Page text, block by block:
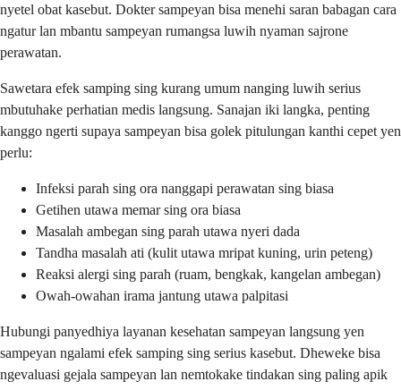
nyetel obat kasebut. Dokter sampeyan bisa menehi saran babagan cara
ngatur lan mbantu sampeyan rumangsa luwih nyaman sajrone
perawatan.
Sawetara efek samping sing kurang umum nanging luwih serius
mbutuhake perhatian medis langsung. Sanajan iki langka, penting
kanggo ngerti supaya sampeyan bisa golek pitulungan kanthi cepet yen
perlu:
Infeksi parah sing ora nanggapi perawatan sing biasa
Getihen utawa memar sing ora biasa
Masalah ambegan sing parah utawa nyeri dada
Tandha masalah ati (kulit utawa mripat kuning, urin peteng)
Reaksi alergi sing parah (ruam, bengkak, kangelan ambegan)
Owah-owahan irama jantung utawa palpitasi
Hubungi panyedhiya layanan kesehatan sampeyan langsung yen
sampeyan ngalami efek samping sing serius kasebut. Dheweke bisa
ngevaluasi gejala sampeyan lan nemtokake tindakan sing paling apik